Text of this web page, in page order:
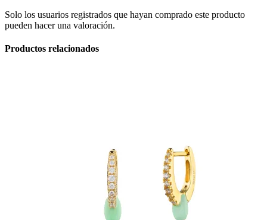
Solo los usuarios registrados que hayan comprado este producto
pueden hacer una valoración.
Productos relacionados